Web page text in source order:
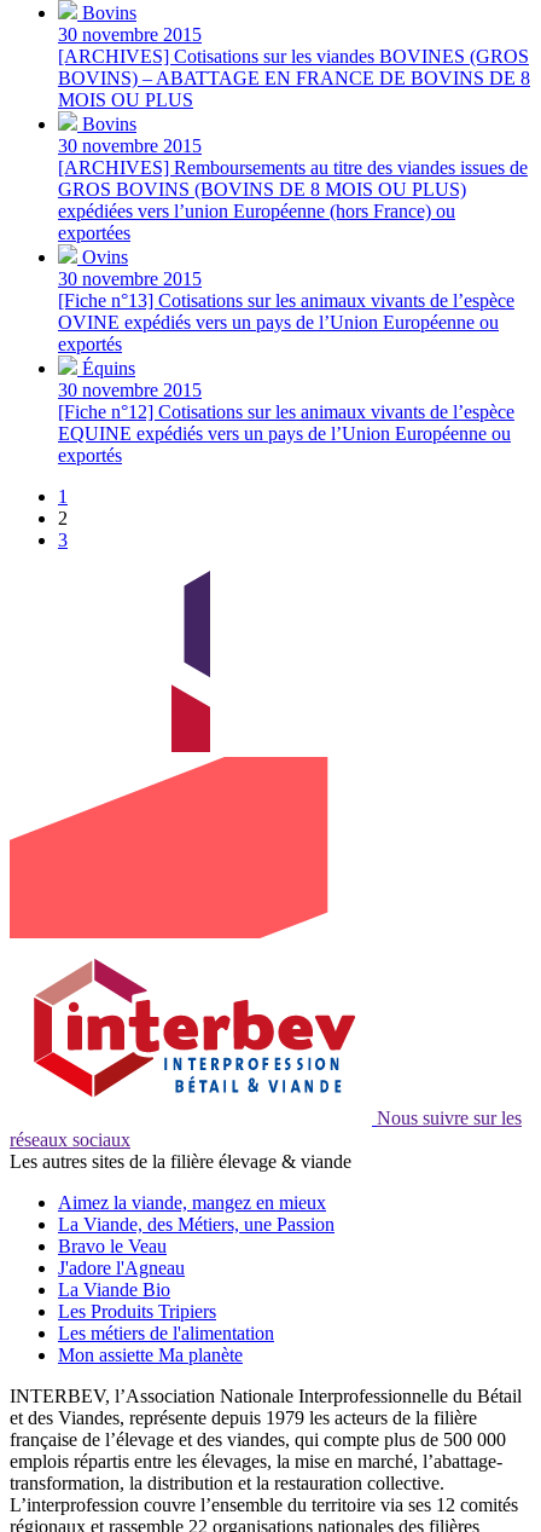
Bovins
30 novembre 2015
[ARCHIVES] Cotisations sur les viandes BOVINES (GROS
BOVINS) – ABATTAGE EN FRANCE DE BOVINS DE 8
MOIS OU PLUS
Bovins
30 novembre 2015
[ARCHIVES] Remboursements au titre des viandes issues de
GROS BOVINS (BOVINS DE 8 MOIS OU PLUS)
expédiées vers l’union Européenne (hors France) ou
exportées
Ovins
30 novembre 2015
[Fiche n°13] Cotisations sur les animaux vivants de l’espèce
OVINE expédiés vers un pays de l’Union Européenne ou
exportés
Équins
30 novembre 2015
[Fiche n°12] Cotisations sur les animaux vivants de l’espèce
EQUINE expédiés vers un pays de l’Union Européenne ou
exportés
1
2
3
Nous suivre sur les
réseaux sociaux
Les autres sites de la filière élevage & viande
Aimez la viande, mangez en mieux
La Viande, des Métiers, une Passion
Bravo le Veau
J'adore l'Agneau
La Viande Bio
Les Produits Tripiers
Les métiers de l'alimentation
Mon assiette Ma planète
INTERBEV, l’Association Nationale Interprofessionnelle du Bétail
et des Viandes, représente depuis 1979 les acteurs de la filière
française de l’élevage et des viandes, qui compte plus de 500 000
emplois répartis entre les élevages, la mise en marché, l’abattage-
transformation, la distribution et la restauration collective.
L’interprofession couvre l’ensemble du territoire via ses 12 comités
régionaux et rassemble 22 organisations nationales des filières